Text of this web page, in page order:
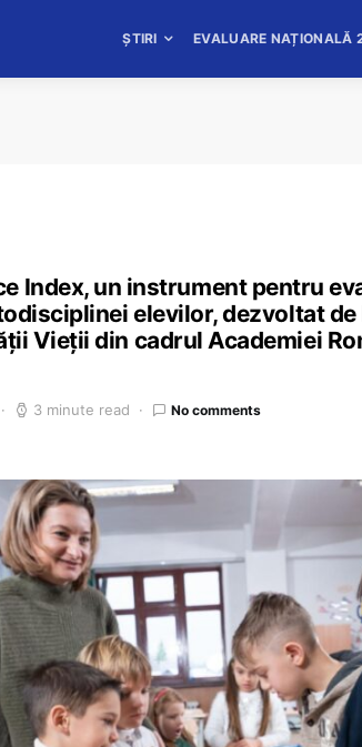
ȘTIRI EVALUARE NAȚIONALĂ
Index, un instrument pentru
elevilor, dezvoltat
Vieții din cadrul Academiei
3 minute read No comments